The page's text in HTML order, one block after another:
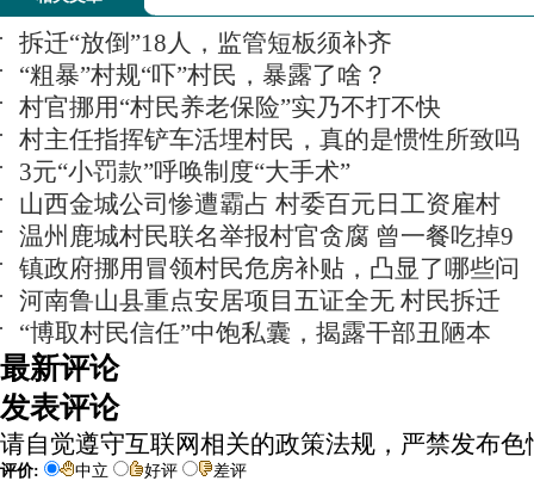
拆迁“放倒”18人，监管短板须补齐
“粗暴”村规“吓”村民，暴露了啥？
村官挪用“村民养老保险”实乃不打不快
村主任指挥铲车活埋村民，真的是惯性所致吗
3元“小罚款”呼唤制度“大手术”
山西金城公司惨遭霸占 村委百元日工资雇村
温州鹿城村民联名举报村官贪腐 曾一餐吃掉9
镇政府挪用冒领村民危房补贴，凸显了哪些问
河南鲁山县重点安居项目五证全无 村民拆迁
“博取村民信任”中饱私囊，揭露干部丑陋本
最新评论
发表评论
请自觉遵守互联网相关的政策法规，严禁发布
评价: 中立 好评 差评